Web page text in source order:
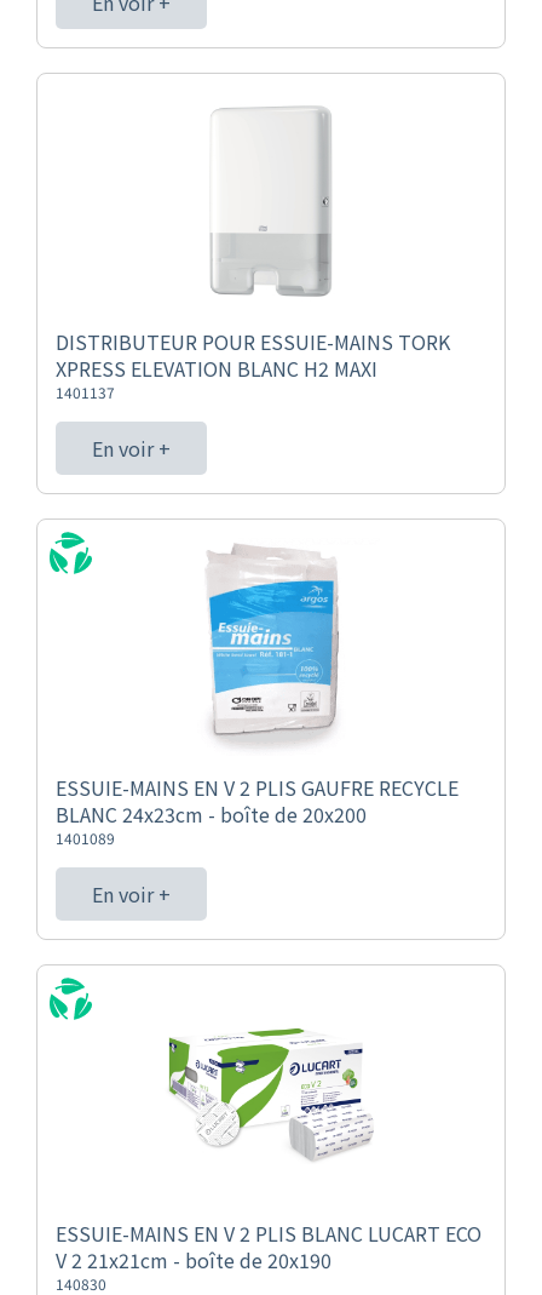
DISTRIBUTEUR POUR ESSUIE-MAINS TORK
XPRESS ELEVATION BLANC H2 MAXI
1401137
En voir +
ESSUIE-MAINS EN V 2 PLIS GAUFRE RECYCLE
BLANC 24x23cm - boîte de 20x200
1401089
En voir +
ESSUIE-MAINS EN V 2 PLIS BLANC LUCART ECO
V 2 21x21cm - boîte de 20x190
140830